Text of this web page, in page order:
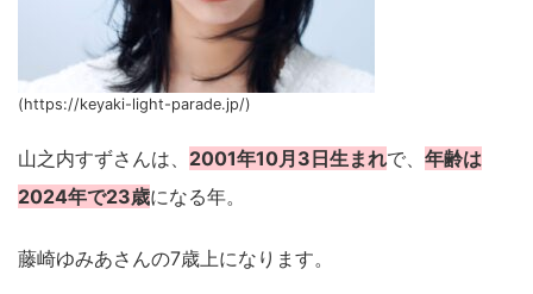
(https://keyaki-light-parade.jp/)
山之内すずさんは、 2001年10月3日生まれで、 年齢は
2024年で23歳になる年。
藤崎ゆみあさんの7歳上になります。